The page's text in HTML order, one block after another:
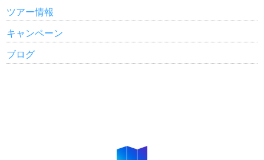
ツアー情報
キャンペーン
ブログ